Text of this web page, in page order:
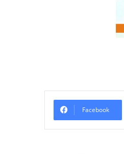
Facebook